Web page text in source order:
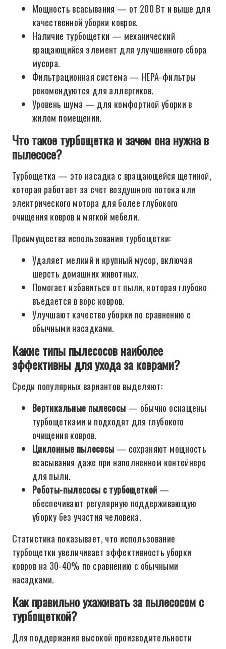
Мощность всасывания — от 200 Вт и выше для
качественной уборки ковров.
Наличие турбощетки — механический
вращающийся элемент для улучшенного сбора
мусора.
Фильтрационная система — HEPA-фильтры
рекомендуются для аллергиков.
Уровень шума — для комфортной уборки в
жилом помещении.
Что такое турбощетка и зачем она нужна в
пылесосе?
Турбощетка — это насадка с вращающейся щетиной,
которая работает за счет воздушного потока или
электрического мотора для более глубокого
очищения ковров и мягкой мебели.
Преимущества использования турбощетки:
Удаляет мелкий и крупный мусор, включая
шерсть домашних животных.
Помогает избавиться от пыли, которая глубоко
въедается в ворс ковров.
Улучшают качество уборки по сравнению с
обычными насадками.
Какие типы пылесосов наиболее
эффективны для ухода за коврами?
Среди популярных вариантов выделяют:
Вертикальные пылесосы — обычно оснащены
турбощетками и подходят для глубокого
очищения ковров.
Циклонные пылесосы — сохраняют мощность
всасывания даже при наполненном контейнере
для пыли.
Роботы-пылесосы с турбощеткой —
обеспечивают регулярную поддерживающую
уборку без участия человека.
Статистика показывает, что использование
турбощетки увеличивает эффективность уборки
ковров на 30-40% по сравнению с обычными
насадками.
Как правильно ухаживать за пылесосом с
турбощеткой?
Для поддержания высокой производительности